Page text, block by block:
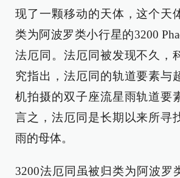
现了一颗移动的天体，这个天
类为阿波罗类小行星的3200
法厄同。法厄同被发现不久，
究指出，法厄同的轨道要素与
机拍摄的双子座流星雨轨道要
言之，法厄同是长期以来所寻
雨的母体。
3200法厄同虽被归类为阿波罗